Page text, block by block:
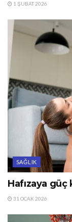
1 ŞUBAT 2026
SAĞLIK
Hafızaya
31 OCAK 2026